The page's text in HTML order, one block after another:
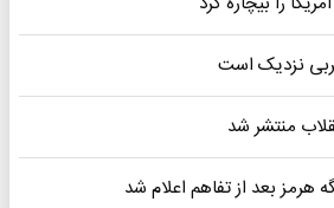
نزدیک است
منتشر شد
هرمز بعد از تفاهم اعلام شد